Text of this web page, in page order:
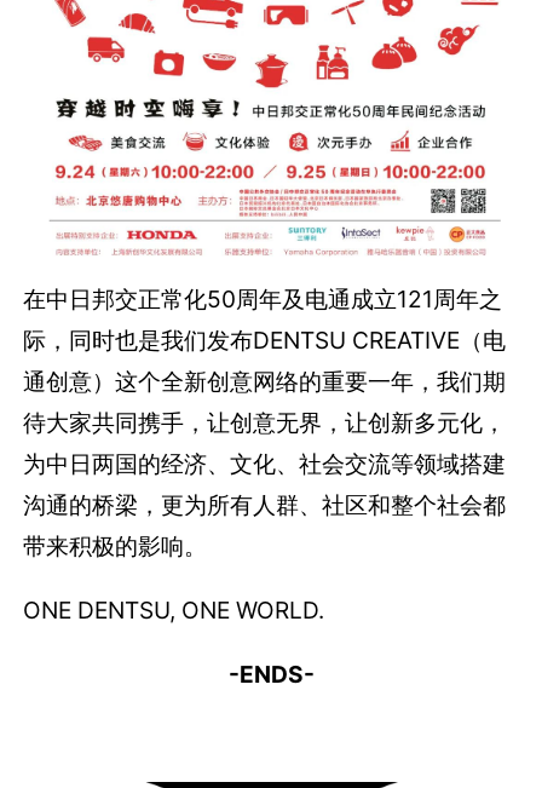
在中日邦交正常化50周年及电通成立121周年之
际，同时也是我们发布DENTSU CREATIVE（电
通创意）这个全新创意网络的重要一年，我们期
待大家共同携手，让创意无界，让创新多元化，
为中日两国的经济、文化、社会交流等领域搭建
沟通的桥梁，更为所有人群、社区和整个社会都
带来积极的影响。
ONE DENTSU, ONE WORLD.
-ENDS-